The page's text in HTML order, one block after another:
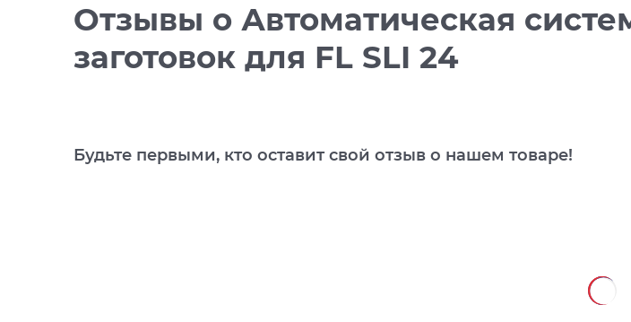
Отзывы о Автоматическая
заготовок для FL SLI 24
Будьте первыми, кто оставит свой отзыв о нашем товаре!